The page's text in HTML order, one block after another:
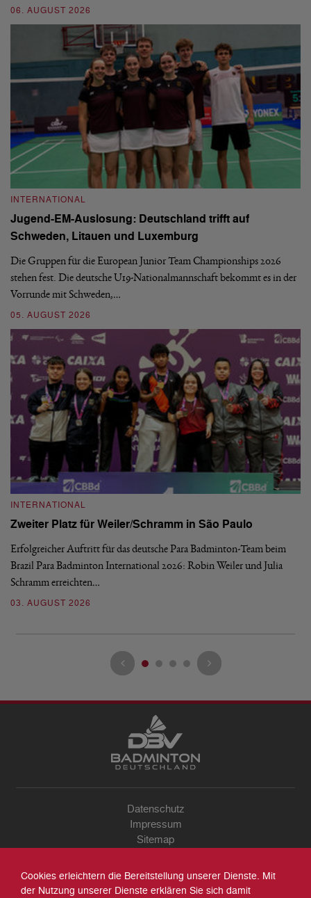
06. AUGUST 2026
INTERNATIONAL
Jugend-EM-Auslosung: Deutschland trifft auf
Schweden, Litauen und Luxemburg
Die Gruppen für die European Junior Team Championships 2026
stehen fest. Die deutsche U19-Nationalmannschaft bekommt es in der
Vorrunde mit Schweden,…
05. AUGUST 2026
INTERNATIONAL
Zweiter Platz für Weiler/Schramm in São Paulo
Erfolgreicher Auftritt für das deutsche Para Badminton-Team beim
Brazil Para Badminton International 2026: Robin Weiler und Julia
Schramm erreichten…
03. AUGUST 2026
Datenschutz
Impressum
Sitemap
Archiv
Suche
Cookies erleichtern die Bereitstellung unserer Dienste. Mit
der Nutzung unserer Dienste erklären Sie sich damit